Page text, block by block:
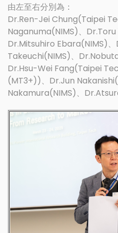
由左至右分別為：
Dr.Ren-Jei Chung(Taipei
Naganuma(NIMS)、Dr.Toru
Dr.Mitsuhiro Ebara(NIMS)
Takeuchi(NIMS)、
Dr.Hsu-Wei Fang(Taipei
(MT3+))、Dr.Jun
Nakamura(NIMS)、